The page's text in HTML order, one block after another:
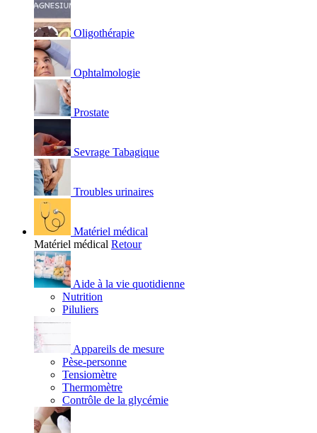
Oligothérapie
Ophtalmologie
Prostate
Sevrage Tabagique
Troubles urinaires
Matériel médical
Matériel médical Retour
Aide à la vie quotidienne
Nutrition
Piluliers
Appareils de mesure
Pèse-personne
Tensiomètre
Thermomètre
Contrôle de la glycémie